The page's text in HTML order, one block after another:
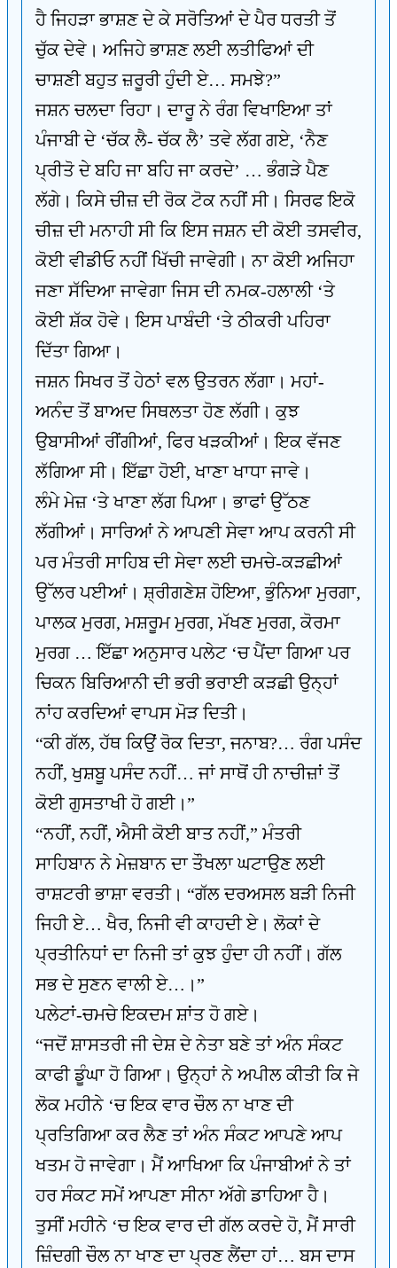
ਹੈ ਜਿਹੜਾ ਭਾਸ਼ਣ ਦੇ ਕੇ ਸਰੋਤਿਆਂ ਦੇ ਪੈਰ ਧਰਤੀ ਤੋਂ
ਚੁੱਕ ਦੇਵੇ। ਅਜਿਹੇ ਭਾਸ਼ਣ ਲਈ ਲਤੀਫਿਆਂ ਦੀ
ਚਾਸ਼ਣੀ ਬਹੁਤ ਜ਼ਰੂਰੀ ਹੁੰਦੀ ਏ… ਸਮਝੇ?”
ਜਸ਼ਨ ਚਲਦਾ ਰਿਹਾ। ਦਾਰੂ ਨੇ ਰੰਗ ਵਿਖਾਇਆ ਤਾਂ
ਪੰਜਾਬੀ ਦੇ ‘ਚੱਕ ਲੈ- ਚੱਕ ਲੈ’ ਤਵੇ ਲੱਗ ਗਏ, ‘ਨੈਣ
ਪ੍ਰੀਤੋ ਦੇ ਬਹਿ ਜਾ ਬਹਿ ਜਾ ਕਰਦੇ’ … ਭੰਗੜੇ ਪੈਣ
ਲੱਗੇ। ਕਿਸੇ ਚੀਜ਼ ਦੀ ਰੋਕ ਟੋਕ ਨਹੀਂ ਸੀ। ਸਿਰਫ ਇਕੋ
ਚੀਜ਼ ਦੀ ਮਨਾਹੀ ਸੀ ਕਿ ਇਸ ਜਸ਼ਨ ਦੀ ਕੋਈ ਤਸਵੀਰ,
ਕੋਈ ਵੀਡੀਓ ਨਹੀਂ ਖਿੱਚੀ ਜਾਵੇਗੀ। ਨਾ ਕੋਈ ਅਜਿਹਾ
ਜਣਾ ਸੱਦਿਆ ਜਾਵੇਗਾ ਜਿਸ ਦੀ ਨਮਕ-ਹਲਾਲੀ ‘ਤੇ
ਕੋਈ ਸ਼ੱਕ ਹੋਵੇ। ਇਸ ਪਾਬੰਦੀ ‘ਤੇ ਠੀਕਰੀ ਪਹਿਰਾ
ਦਿੱਤਾ ਗਿਆ।
ਜਸ਼ਨ ਸਿਖਰ ਤੋਂ ਹੇਠਾਂ ਵਲ ਉਤਰਨ ਲੱਗਾ। ਮਹਾਂ-
ਅਨੰਦ ਤੋਂ ਬਾਅਦ ਸਿਥਲਤਾ ਹੋਣ ਲੱਗੀ। ਕੁਝ
ਉਬਾਸੀਆਂ ਰੀਂਗੀਆਂ, ਫਿਰ ਖੜਕੀਆਂ। ਇਕ ਵੱਜਣ
ਲੱਗਿਆ ਸੀ। ਇੱਛਾ ਹੋਈ, ਖਾਣਾ ਖਾਧਾ ਜਾਵੇ।
ਲੰਮੇ ਮੇਜ਼ ‘ਤੇ ਖਾਣਾ ਲੱਗ ਪਿਆ। ਭਾਫਾਂ ਉੱਠਣ
ਲੱਗੀਆਂ। ਸਾਰਿਆਂ ਨੇ ਆਪਣੀ ਸੇਵਾ ਆਪ ਕਰਨੀ ਸੀ
ਪਰ ਮੰਤਰੀ ਸਾਹਿਬ ਦੀ ਸੇਵਾ ਲਈ ਚਮਚੇ-ਕੜਛੀਆਂ
ਉੱਲਰ ਪਈਆਂ। ਸ਼੍ਰੀਗਣੇਸ਼ ਹੋਇਆ, ਭੁੰਨਿਆ ਮੁਰਗਾ,
ਪਾਲਕ ਮੁਰਗ, ਮਸ਼ਰੂਮ ਮੁਰਗ, ਮੱਖਣ ਮੁਰਗ, ਕੋਰਮਾ
ਮੁਰਗ … ਇੱਛਾ ਅਨੁਸਾਰ ਪਲੇਟ ‘ਚ ਪੈਂਦਾ ਗਿਆ ਪਰ
ਚਿਕਨ ਬਿਰਿਆਨੀ ਦੀ ਭਰੀ ਭਰਾਈ ਕੜਛੀ ਉਨ੍ਹਾਂ
ਨਾਂਹ ਕਰਦਿਆਂ ਵਾਪਸ ਮੋੜ ਦਿਤੀ।
“ਕੀ ਗੱਲ, ਹੱਥ ਕਿਉਂ ਰੋਕ ਦਿਤਾ, ਜਨਾਬ?… ਰੰਗ ਪਸੰਦ
ਨਹੀਂ, ਖੁਸ਼ਬੂ ਪਸੰਦ ਨਹੀਂ… ਜਾਂ ਸਾਥੋਂ ਹੀ ਨਾਚੀਜ਼ਾਂ ਤੋਂ
ਕੋਈ ਗੁਸਤਾਖੀ ਹੋ ਗਈ।”
“ਨਹੀਂ, ਨਹੀਂ, ਐਸੀ ਕੋਈ ਬਾਤ ਨਹੀਂ,” ਮੰਤਰੀ
ਸਾਹਿਬਾਨ ਨੇ ਮੇਜ਼ਬਾਨ ਦਾ ਤੌਖਲਾ ਘਟਾਉਣ ਲਈ
ਰਾਸ਼ਟਰੀ ਭਾਸ਼ਾ ਵਰਤੀ। “ਗੱਲ ਦਰਅਸਲ ਬੜੀ ਨਿਜੀ
ਜਿਹੀ ਏ… ਖੈਰ, ਨਿਜੀ ਵੀ ਕਾਹਦੀ ਏ। ਲੋਕਾਂ ਦੇ
ਪ੍ਰਤੀਨਿਧਾਂ ਦਾ ਨਿਜੀ ਤਾਂ ਕੁਝ ਹੁੰਦਾ ਹੀ ਨਹੀਂ। ਗੱਲ
ਸਭ ਦੇ ਸੁਣਨ ਵਾਲੀ ਏ…।”
ਪਲੇਟਾਂ-ਚਮਚੇ ਇਕਦਮ ਸ਼ਾਂਤ ਹੋ ਗਏ।
“ਜਦੋਂ ਸ਼ਾਸਤਰੀ ਜੀ ਦੇਸ਼ ਦੇ ਨੇਤਾ ਬਣੇ ਤਾਂ ਅੰਨ ਸੰਕਟ
ਕਾਫੀ ਡੂੰਘਾ ਹੋ ਗਿਆ। ਉਨ੍ਹਾਂ ਨੇ ਅਪੀਲ ਕੀਤੀ ਕਿ ਜੇ
ਲੋਕ ਮਹੀਨੇ ‘ਚ ਇਕ ਵਾਰ ਚੌਲ ਨਾ ਖਾਣ ਦੀ
ਪ੍ਰਤਿਗਿਆ ਕਰ ਲੈਣ ਤਾਂ ਅੰਨ ਸੰਕਟ ਆਪਣੇ ਆਪ
ਖਤਮ ਹੋ ਜਾਵੇਗਾ। ਮੈਂ ਆਖਿਆ ਕਿ ਪੰਜਾਬੀਆਂ ਨੇ ਤਾਂ
ਹਰ ਸੰਕਟ ਸਮੇਂ ਆਪਣਾ ਸੀਨਾ ਅੱਗੇ ਡਾਹਿਆ ਹੈ।
ਤੁਸੀਂ ਮਹੀਨੇ ‘ਚ ਇਕ ਵਾਰ ਦੀ ਗੱਲ ਕਰਦੇ ਹੋ, ਮੈਂ ਸਾਰੀ
ਜ਼ਿੰਦਗੀ ਚੌਲ ਨਾ ਖਾਣ ਦਾ ਪ੍ਰਣ ਲੈਂਦਾ ਹਾਂ… ਬਸ ਦਾਸ